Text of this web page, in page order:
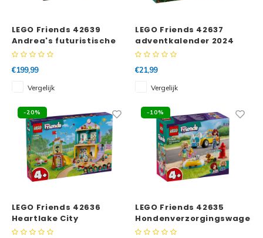
Gabby's Dollhouse
Animal Crossing
DREAMZzz
Sonic the Hedgehog
Avatar
ICONS™
Creator 3 in 1
LEGO Friends 42639
Andrea's futuristische
villa
€199,99
Vergelijk
LEGO Friends 42637
adventkalender 2024
€21,99
Vergelijk
-20%
LEGO Friends 42636
Heartlake City
kleuterschool
-10%
LEGO Friends 42635
Hondenverzorgingswagen